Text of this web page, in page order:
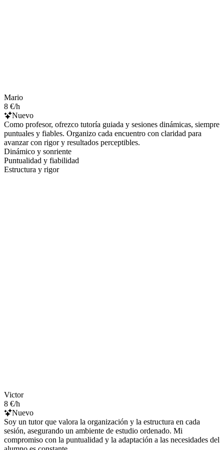
Mario
8 €/h
Nuevo
Como profesor, ofrezco tutoría guiada y sesiones dinámicas, siempre
puntuales y fiables. Organizo cada encuentro con claridad para
avanzar con rigor y resultados perceptibles.
Dinámico y sonriente
Puntualidad y fiabilidad
Estructura y rigor
Victor
8 €/h
Nuevo
Soy un tutor que valora la organización y la estructura en cada
sesión, asegurando un ambiente de estudio ordenado. Mi
compromiso con la puntualidad y la adaptación a las necesidades del